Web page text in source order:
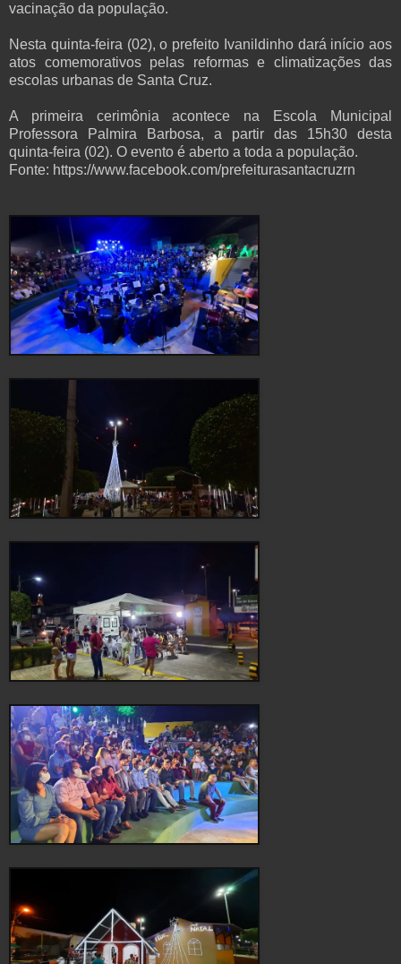
vacinação da população.
Nesta quinta-feira (02), o prefeito Ivanildinho dará início aos
atos comemorativos pelas reformas e climatizações das
escolas urbanas de Santa Cruz.
A primeira cerimônia acontece na Escola Municipal
Professora Palmira Barbosa, a partir das 15h30 desta
quinta-feira (02). O evento é aberto a toda a população.
Fonte: https://www.facebook.com/prefeiturasantacruzrn